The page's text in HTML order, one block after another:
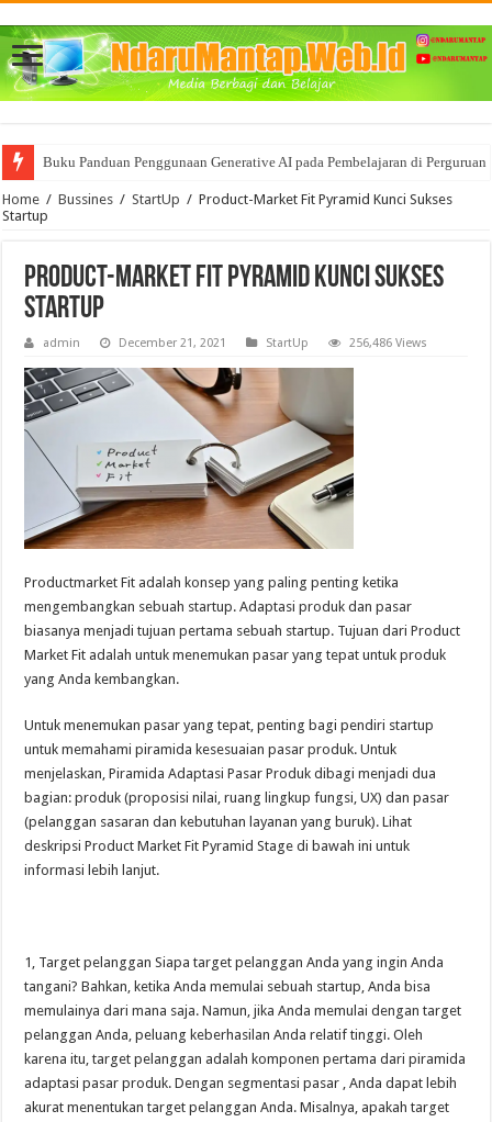
Buku Panduan Penggunaan Generative AI pada Pembelajaran di
Mencoba memahami BigData dan segala Manfaat nya bagi Bisnis
Home / Bussines / StartUp / Product-Market Fit Pyramid Kunci Sukses
Startup
Product-Market Fit Pyramid Kunci Sukses
Startup
admin December 21, 2021 StartUp 256,486 Views
Productmarket Fit adalah konsep yang paling penting ketika
mengembangkan sebuah startup. Adaptasi produk dan pasar
biasanya menjadi tujuan pertama sebuah startup. Tujuan dari Product
Market Fit adalah untuk menemukan pasar yang tepat untuk produk
yang Anda kembangkan.
Untuk menemukan pasar yang tepat, penting bagi pendiri startup
untuk memahami piramida kesesuaian pasar produk. Untuk
menjelaskan, Piramida Adaptasi Pasar Produk dibagi menjadi dua
bagian: produk (proposisi nilai, ruang lingkup fungsi, UX) dan pasar
(pelanggan sasaran dan kebutuhan layanan yang buruk). Lihat
deskripsi Product Market Fit Pyramid Stage di bawah ini untuk
informasi lebih lanjut.
1, Target pelanggan Siapa target pelanggan Anda yang ingin Anda
tangani? Bahkan, ketika Anda memulai sebuah startup, Anda bisa
memulainya dari mana saja. Namun, jika Anda memulai dengan target
pelanggan Anda, peluang keberhasilan Anda relatif tinggi. Oleh
karena itu, target pelanggan adalah komponen pertama dari piramida
adaptasi pasar produk. Dengan segmentasi pasar , Anda dapat lebih
akurat menentukan target pelanggan Anda. Misalnya, apakah target